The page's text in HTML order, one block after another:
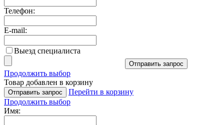
Телефон:
E-mail:
Выезд специалиста
Отправить запрос
Продолжить выбор
Товар добавлен в корзину
Отправить запрос
Перейти в корзину
Продолжить выбор
Имя: